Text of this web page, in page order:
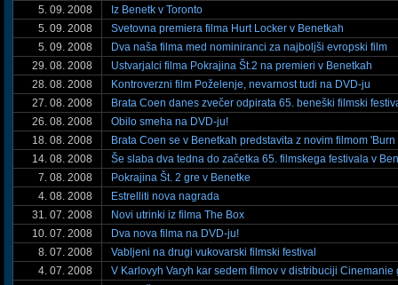
5. 09. 2008
Iz Benetk v Toronto
5. 09. 2008
Svetovna premiera filma Hurt Locker v Benetkah
5. 09. 2008
Dva naša filma med nominiranci za najboljši evropski film
29. 08. 2008
Ustvarjalci filma Pokrajina Št.2 na premieri v Benetkah
28. 08. 2008
Kontroverzni film Poželenje, nevarnost tudi na DVD-ju
27. 08. 2008
Brata Coen danes zvečer odpirata 65. beneški filmski
26. 08. 2008
Obilo smeha na DVD-ju!
18. 08. 2008
Brata Coen se v Benetkah predstavita z novim filmom
14. 08. 2008
Še slaba dva tedna do začetka 65. filmskega festivala v
7. 08. 2008
Pokrajina Št. 2 gre v Benetke
4. 08. 2008
Estrelliti nova nagrada
31. 07. 2008
Novi utrinki iz filma The Box
10. 07. 2008
Dva nova filma na DVD-ju!
8. 07. 2008
Vabljeni na drugi vukovarski filmski festival
4. 07. 2008
V Karlovyh Varyh kar sedem filmov v distribuciji Cinemanie